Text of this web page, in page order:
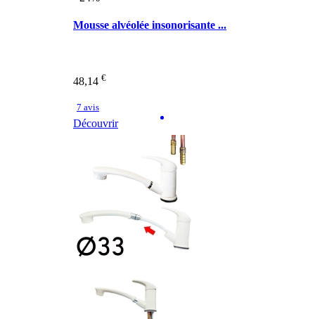
Mousse alvéolée insonorisante ...
48,14 €
7 avis
Découvrir